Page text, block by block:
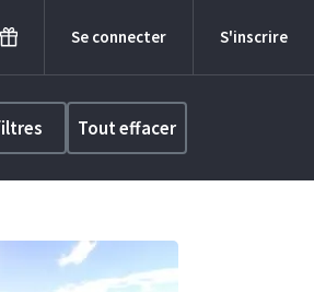
Se connecter S'inscrire
Tout effacer